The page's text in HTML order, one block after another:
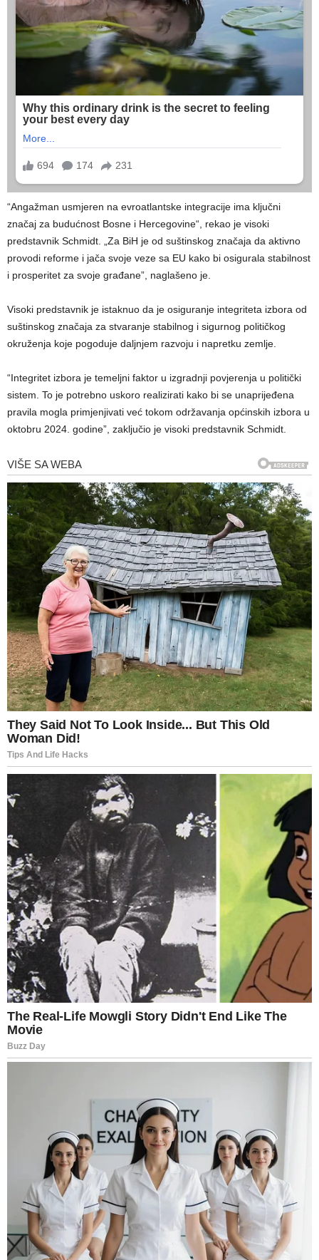
“Angažman usmjeren na evroatlantske integracije ima ključni
značaj za budućnost Bosne i Hercegovine“, rekao je visoki
predstavnik Schmidt. „Za BiH je od suštinskog značaja da aktivno
provodi reforme i jača svoje veze sa EU kako bi osigurala stabilnost
i prosperitet za svoje građane”, naglašeno je.
Visoki predstavnik je istaknuo da je osiguranje integriteta izbora od
suštinskog značaja za stvaranje stabilnog i sigurnog političkog
okruženja koje pogoduje daljnjem razvoju i napretku zemlje.
“Integritet izbora je temeljni faktor u izgradnji povjerenja u politički
sistem. To je potrebno uskoro realizirati kako bi se unaprijeđena
pravila mogla primjenjivati već tokom održavanja općinskih izbora u
oktobru 2024. godine”, zaključio je visoki predstavnik Schmidt.